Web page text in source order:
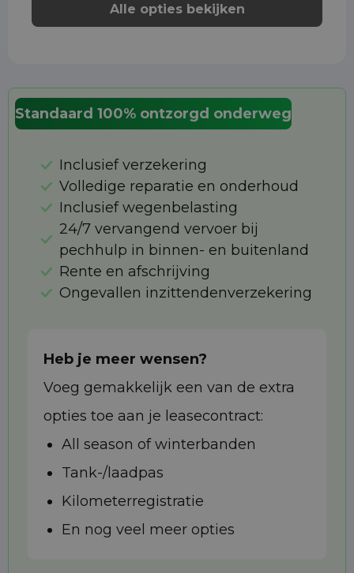
Alle opties bekijken
Standaard 100% ontzorgd onderweg
Inclusief verzekering
Volledige reparatie en onderhoud
Inclusief wegenbelasting
24/7 vervangend vervoer bij
pechhulp in binnen- en buitenland
Rente en afschrijving
Ongevallen inzittendenverzekering
Heb je meer wensen?
Voeg gemakkelijk een van de extra
opties toe aan je leasecontract:
All season of winterbanden
Tank-/laadpas
Kilometerregistratie
En nog veel meer opties